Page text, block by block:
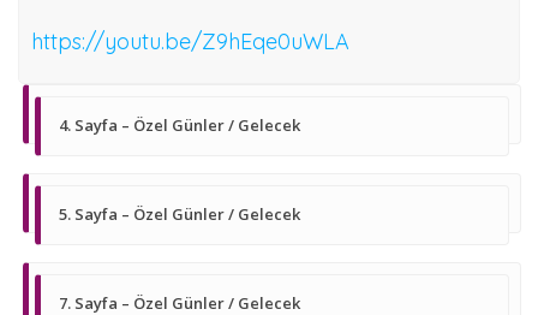
https://youtu.be/Z9hEqe0uWLA
4. Sayfa – Özel Günler / Gelecek
5. Sayfa – Özel Günler / Gelecek
7. Sayfa – Özel Günler / Gelecek